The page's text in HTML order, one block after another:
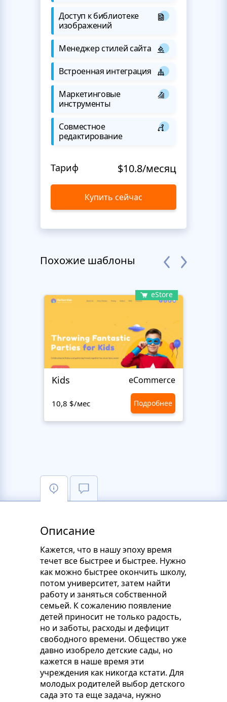
Доступ к библиотеке
изображений
Менеджер стилей сайта
Встроенная интеграция
Маркетинговые
инструменты
Совместное
редактирование
Тариф $10.8/месяц
Купить сейчас
Похожие шаблоны
eStore
Kids eCommerce
10,8 $/мес Подробнее
Описание
Кажется, что в нашу эпоху время
течет все быстрее и быстрее. Нужно
как можно быстрее окончить школу,
потом университет, затем найти
работу и заняться собственной
семьей. К сожалению появление
детей приносит не только радость,
но и заботы, расходы и дефицит
свободного времени. Общество уже
давно изобрело детские сады, но
кажется в наше время эти
учреждения как никогда кстати. Для
молодых родителей выбор детского
сада это та еще задача, нужно